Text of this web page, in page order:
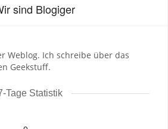
sind Blogiger
Weblog. Ich schreibe über das
Geekstuff.
Tage Statistik